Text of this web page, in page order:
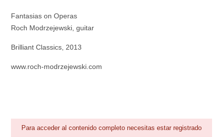
Fantasias on Operas
Roch Modrzejewski, guitar
Brilliant Classics, 2013
www.roch-modrzejewski.com
Para acceder al contenido completo necesitas estar registrado